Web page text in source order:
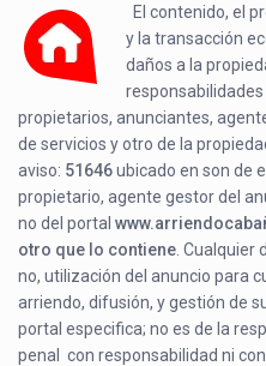
El contenido, el
y la transacción
daños a la
propietarios, anunciantes,
de servicios y otro de la
aviso: 51646ubicado enson de
propietario, agente gestor del
no del portal
otro que lo contiene .
no, utilización del anuncio para
arriendo, difusión, y gestión de
portal especifica; no es de la
penal con responsabilidad ni